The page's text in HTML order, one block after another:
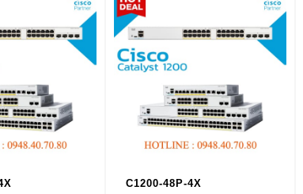
Thiết bị ASA của Cisco Firepower 4110. 1U. 2 x Vịnh
35 Gb / giây
15 Gb / giây
10 triệu
3.5
8 Gb / giây C1200-48P-4X